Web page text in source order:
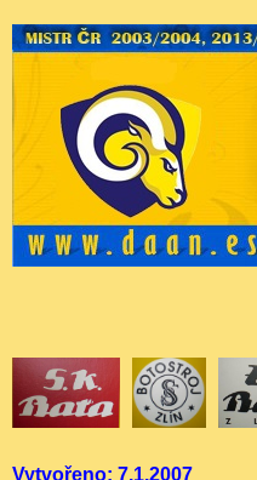
Vytvořeno: 7.1.2007